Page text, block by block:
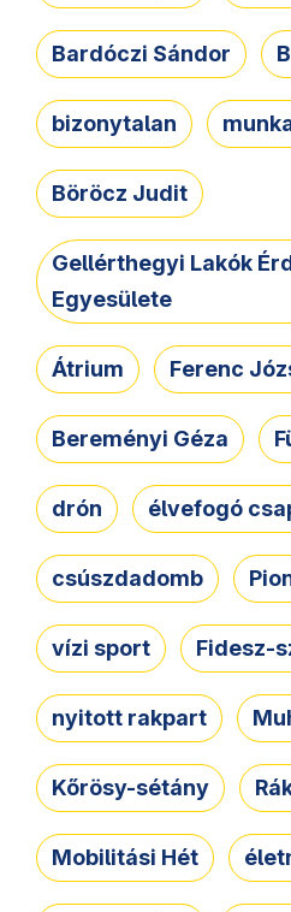
Bardóczi Sándor
bizonytalan
Böröcz Judit
Gellérthegyi Lakók
Egyesülete
Átrium Ferenc
Bereményi Géza
drón élvefogó
csúszdadomb
vízi sport Fidesz-
nyitott rakpart
Kőrösy-sétány
Mobilitási Hét